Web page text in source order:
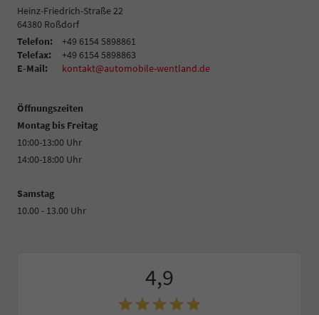
Heinz-Friedrich-Straße 22
64380 Roßdorf
Telefon:
+49 6154 5898861
Telefax:
+49 6154 5898863
E-Mail:
kontakt@automobile-wentland.de
Öffnungszeiten
Montag bis Freitag
10:00-13:00 Uhr
14:00-18:00 Uhr
Samstag
10.00 - 13.00 Uhr
4,9